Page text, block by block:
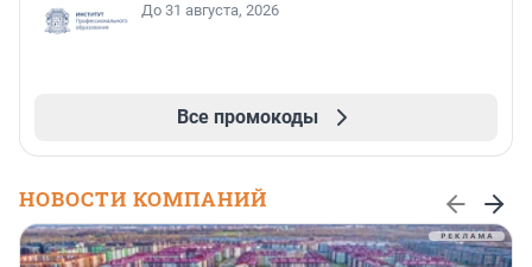
До 31 августа, 2026
Все промокоды
НОВОСТИ КОМПАНИЙ